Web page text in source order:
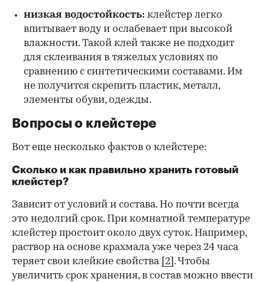
низкая водостойкость: клейстер легко
впитывает воду и ослабевает при высокой
влажности. Такой клей также не подходит
для склеивания в тяжелых условиях по
сравнению с синтетическими составами. Им
не получится скрепить пластик, металл,
элементы обуви, одежды.
Вопросы о клейстере
Вот еще несколько фактов о клейстере:
Сколько и как правильно хранить готовый
клейстер?
Зависит от условий и состава. Но почти всегда
это недолгий срок. При комнатной температуре
клейстер простоит около двух суток. Например,
раствор на основе крахмала уже через 24 часа
теряет свои клейкие свойства [2] . Чтобы
увеличить срок хранения, в состав можно ввести